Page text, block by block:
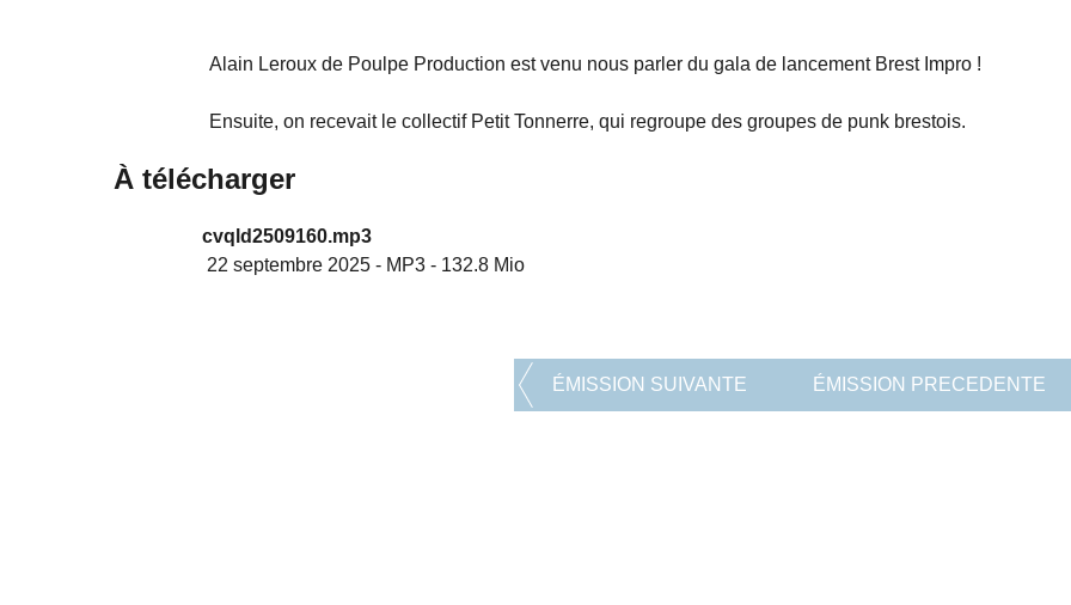
Alain Leroux de Poulpe Production est venu nous parler du gala de lancement Brest Impro !
Ensuite, on recevait le collectif Petit Tonnerre, qui regroupe des groupes de punk brestois.
À télécharger
cvqld2509160.mp3
22 septembre 2025 - MP3 - 132.8 Mio
ÉMISSION SUIVANTE ÉMISSION PRECEDENTE